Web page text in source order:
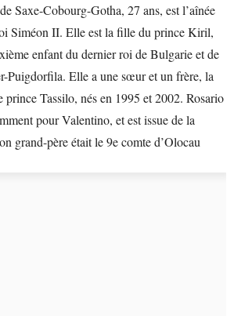
Saxe-Cobourg-Gotha, 27 ans, est l’aînée
Siméon II. Elle est la fille du prince Kiril,
enfant du dernier roi de Bulgarie et de
Puigdorfila. Elle a une sœur et un frère, la
prince Tassilo, nés en 1995 et 2002. Rosario
pour Valentino, et est issue de la
grand-père était le 9e comte d’Olocau